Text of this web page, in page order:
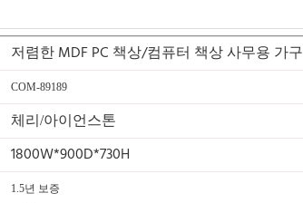
저렴한 MDF PC 책상/컴퓨터 책상 사무용 가구
COM-89189
체리/아이언스톤
1800W*900D*730H
1.5년 보증